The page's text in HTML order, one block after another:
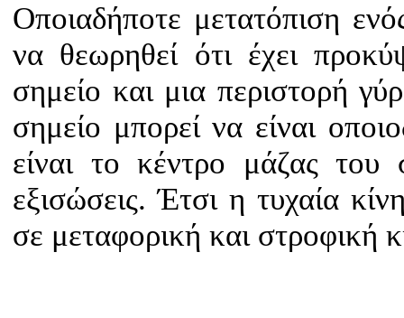
Οποιαδήποτε μετατόπιση
να θεωρηθεί ότι έχει
σημείο και μια περιστορή
σημείο μπορεί να είναι
είναι το κέντρο μάζας
εξισώσεις. Έτσι η τυχαία
σε μεταφορική και στροφική